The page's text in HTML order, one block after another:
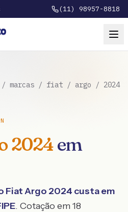
(11) 98957-8818
/ marcas / fiat / argo / 2024
2024em
FiatArgo 2024 custa em
. Cotação em 18